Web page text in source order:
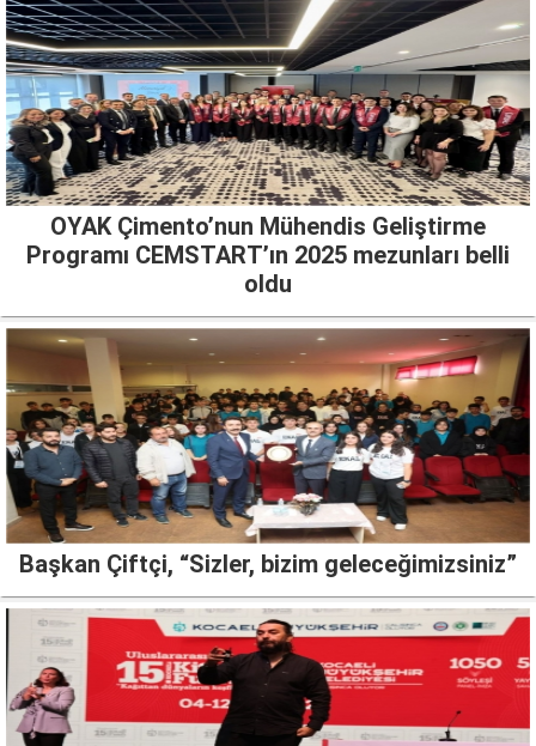
OYAK Çimento’nun Mühendis Geliştirme
Programı CEMSTART’ın 2025 mezunları belli
oldu
Başkan Çiftçi, “Sizler, bizim geleceğimizsiniz”